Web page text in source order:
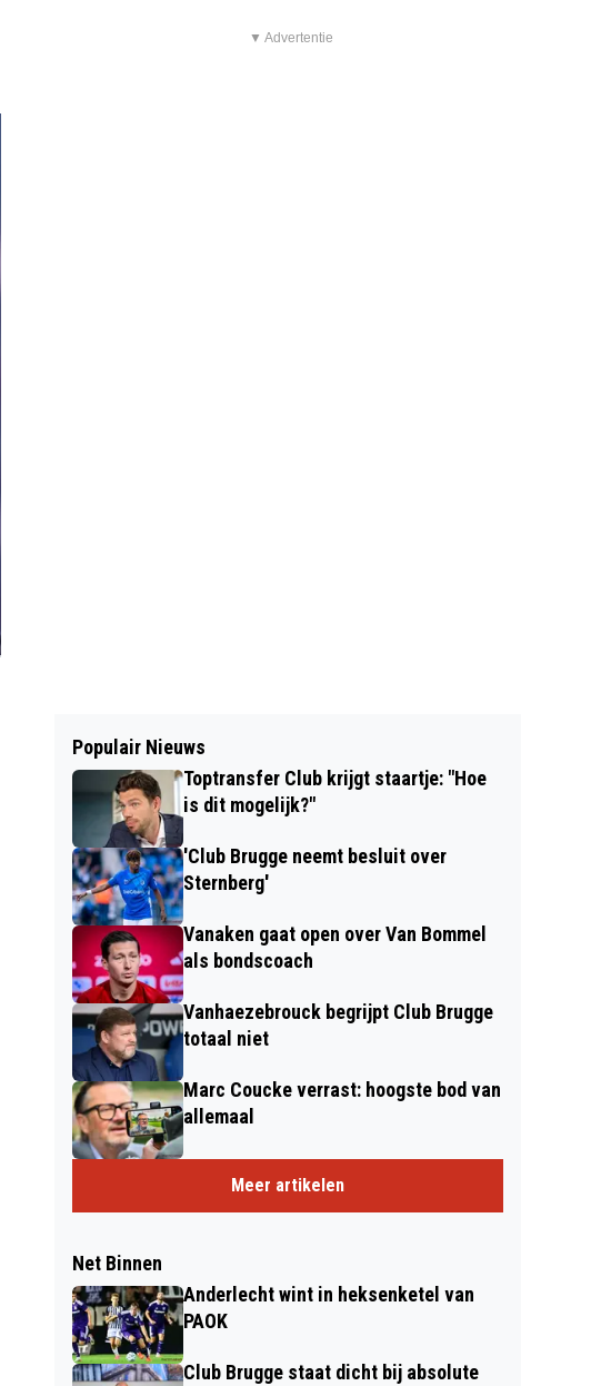
▼ Advertentie
Populair Nieuws
Toptransfer Club krijgt staartje: "Hoe
is dit mogelijk?"
'Club Brugge neemt besluit over
Sternberg'
Vanaken gaat open over Van Bommel
als bondscoach
Vanhaezebrouck begrijpt Club Brugge
totaal niet
Marc Coucke verrast: hoogste bod van
allemaal
Meer artikelen
Net Binnen
Anderlecht wint in heksenketel van
PAOK
Club Brugge staat dicht bij absolute